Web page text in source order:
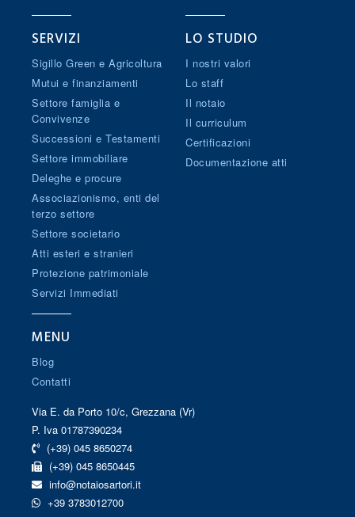
SERVIZI
Sigillo Green e Agricoltura
Mutui e finanziamenti
Settore famiglia e
Convivenze
Successioni e Testamenti
Settore immobiliare
Deleghe e procure
Associazionismo, enti del
terzo settore
Settore societario
Atti esteri e stranieri
Protezione patrimoniale
Servizi Immediati
LO STUDIO
I nostri valori
Lo staff
Il notaio
Il curriculum
Certificazioni
Documentazione atti
MENU
Blog
Contatti
Via E. da Porto 10/c, Grezzana (Vr)
P. Iva 01787390234
(+39) 045 8650274
(+39) 045 8650445
info@notaiosartori.it
+39 3783012700